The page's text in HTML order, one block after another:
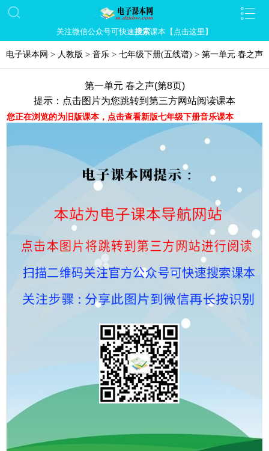
关注微信公众号可快速搜索课本【点击这里】
电子课本网 > 人教版 > 音乐 > 七年级下册(五线谱) > 第一单元 春之声
第一单元 春之声(第8页)
提示：点击图片为您跳转到第三方网站阅读课本
您正在浏览的为旧版课本，点击查看新版七年级下册音乐课本